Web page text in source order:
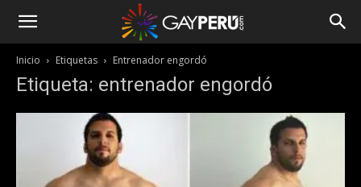
Inicio Etiquetas Entrenador engordó
Etiqueta: entrenador engordó